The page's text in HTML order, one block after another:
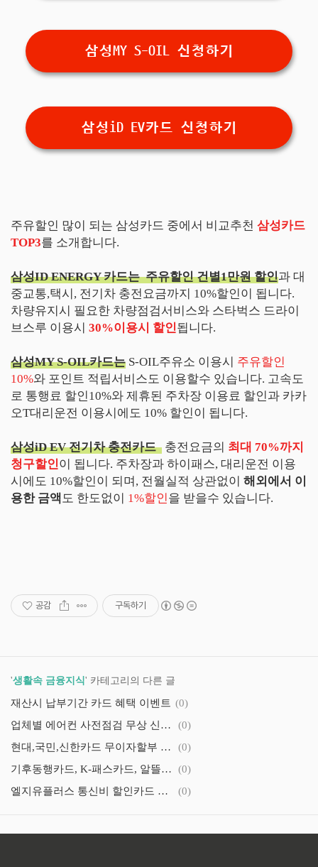
삼성MY S-OIL 신청하기
삼성iD EV카드 신청하기
주유할인 많이 되는 삼성카드 중에서 비교추천 삼성카드
TOP3를 소개합니다.
삼성ID ENERGY 카드는 주유할인 건별1만원 할인과 대
중교통,택시, 전기차 충전요금까지 10%할인이 됩니다.
차량유지시 필요한 차량점검서비스와 스타벅스 드라이
브스루 이용시 30%이용시 할인됩니다.
삼성MY S-OIL카드는 S-OIL주유소 이용시 주유할인
10%와 포인트 적립서비스도 이용할수 있습니다. 고속도
로 통행료 할인10%와 제휴된 주차장 이용료 할인과 카카
오T대리운전 이용시에도 10% 할인이 됩니다.
삼성iD EV 전기차 충전카드 충전요금의 최대 70%까지
청구할인이 됩니다. 주차장과 하이패스, 대리운전 이용
시에도 10%할인이 되며, 전월실적 상관없이 해외에서 이
용한 금액도 한도없이 1%할인을 받을수 있습니다.
공감 구독하기
'생활속 금융지식' 카테고리의 다른 글
재산시 납부기간 카드 혜택 이벤트 (0)
업체별 에어컨 사전점검 무상 신청방법 바로가기
(0)
현대,국민,신한카드 무이자할부 행사와 할부수수료 계산기
(0)
기후동행카드, K-패스카드, 알뜰교통카드 신청방법
(0)
엘지유플러스 통신비 할인카드 TOP5
(0)